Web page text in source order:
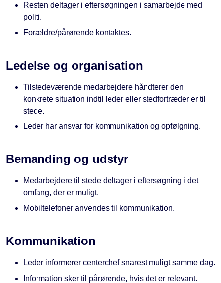
Resten deltager i eftersøgningen i samarbejde med
politi.
Forældre/pårørende kontaktes.
Ledelse og organisation
Tilstedeværende medarbejdere håndterer den
konkrete situation indtil leder eller stedfortræder er til
stede.
Leder har ansvar for kommunikation og opfølgning.
Bemanding og udstyr
Medarbejdere til stede deltager i eftersøgning i det
omfang, der er muligt.
Mobiltelefoner anvendes til kommunikation.
Kommunikation
Leder informerer centerchef snarest muligt samme dag.
Information sker til pårørende, hvis det er relevant.